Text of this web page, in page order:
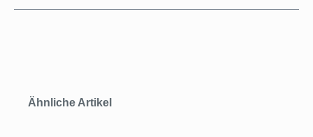
Produktgalerie überspringen
Ähnliche Artikel